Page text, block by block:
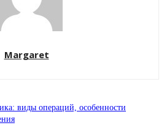
Margaret
виды операций, особенности